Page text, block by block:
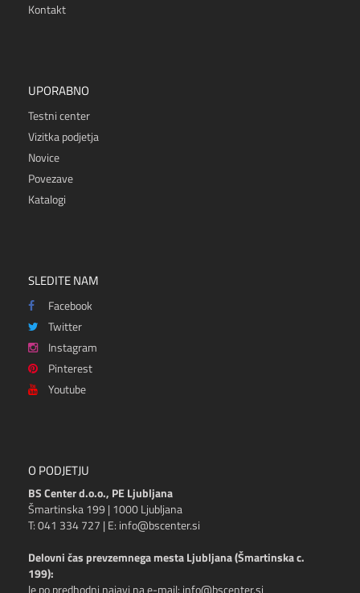
Kontakt
UPORABNO
Testni center
Vizitka podjetja
Novice
Povezave
Katalogi
SLEDITE NAM
Facebook
Twitter
Instagram
Pinterest
Youtube
O PODJETJU
BS Center d.o.o., PE Ljubljana
Šmartinska 199 | 1000 Ljubljana
T: 041 334 727 | E: info@bscenter.si
Delovni čas prevzemnega mesta Ljubljana (Šmartinska c.
199):